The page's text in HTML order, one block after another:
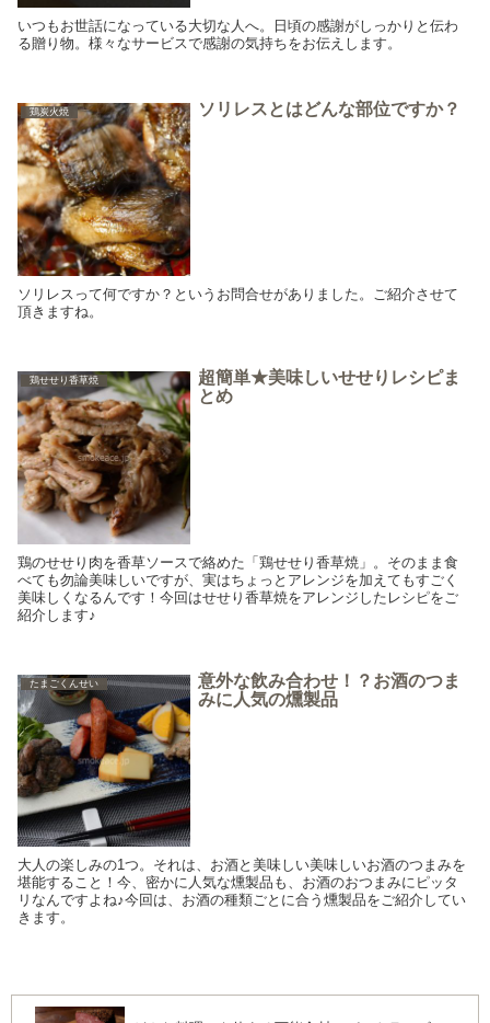
いつもお世話になっている大切な人へ。日頃の感謝がしっかりと伝わ
る贈り物。様々なサービスで感謝の気持ちをお伝えします。
鶏炭火焼 ソリレスとはどんな部位ですか？
ソリレスって何ですか？というお問合せがありました。ご紹介させて
頂きますね。
鶏せせり香草焼
超簡単★美味しいせせりレシピま
とめ
鶏のせせり肉を香草ソースで絡めた「鶏せせり香草焼」。そのまま食
べても勿論美味しいですが、実はちょっとアレンジを加えてもすごく
美味しくなるんです！今回はせせり香草焼をアレンジしたレシピをご
紹介します♪
たまごくんせい
意外な飲み合わせ！？お酒のつま
みに人気の燻製品
大人の楽しみの1つ。それは、お酒と美味しい美味しいお酒のつまみを
堪能すること！今、密かに人気な燻製品も、お酒のおつまみにピッタ
リなんですよね♪今回は、お酒の種類ごとに合う燻製品をご紹介してい
きます。